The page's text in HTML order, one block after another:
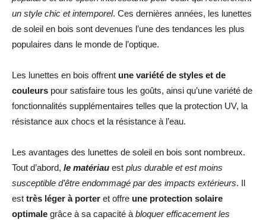
un style chic et intemporel. Ces dernières années, les lunettes
de soleil en bois sont devenues l’une des tendances les plus
populaires dans le monde de l’optique.
Les lunettes en bois offrent une variété de styles et de
couleurs pour satisfaire tous les goûts, ainsi qu’une variété de
fonctionnalités supplémentaires telles que la protection UV, la
résistance aux chocs et la résistance à l’eau.
Les avantages des lunettes de soleil en bois sont nombreux.
Tout d’abord, le matériau est plus durable et est moins
susceptible d’être endommagé par des impacts extérieurs. Il
est très léger à porter et offre une protection solaire
optimale grâce à sa capacité à bloquer efficacement les